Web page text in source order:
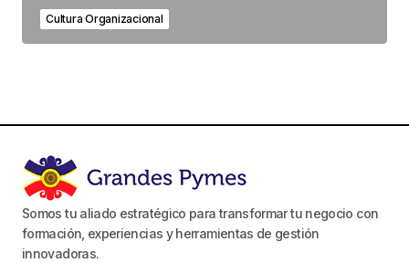
Cultura Organizacional
Somos tu aliado estratégico para transformar tu negocio con
formación, experiencias y herramientas de gestión
innovadoras.